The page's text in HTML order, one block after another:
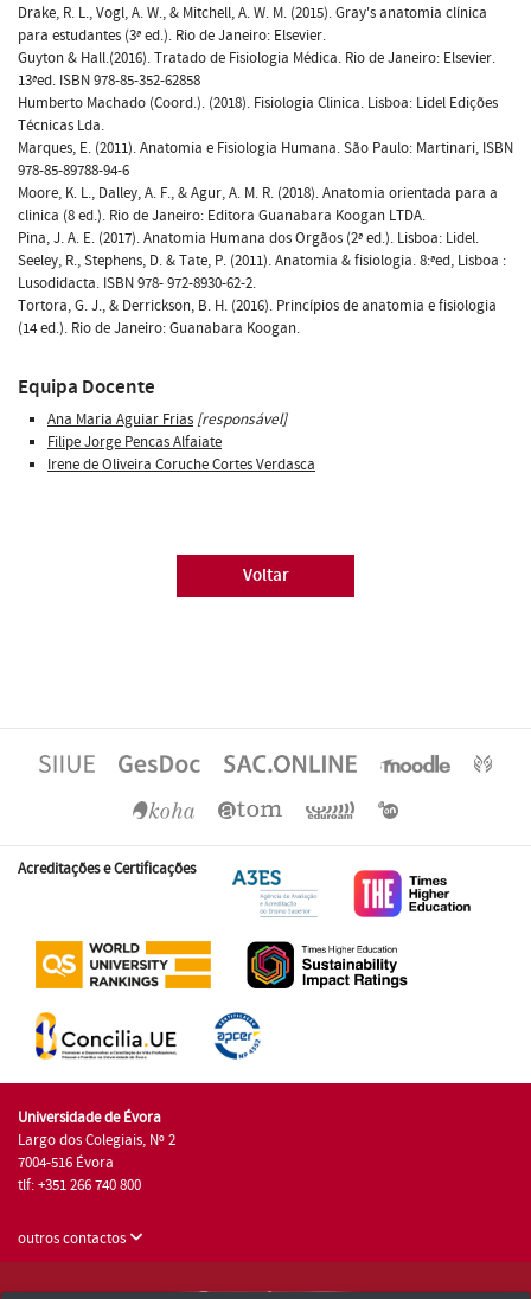
Drake, R. L., Vogl, A. W., & Mitchell, A. W. M. (2015). Gray's anatomia clínica
para estudantes (3ª ed.). Rio de Janeiro: Elsevier.
Guyton & Hall.(2016). Tratado de Fisiologia Médica. Rio de Janeiro: Elsevier.
13ªed. ISBN 978-85-352-62858
Humberto Machado (Coord.). (2018). Fisiologia Clinica. Lisboa: Lidel Edições
Técnicas Lda.
Marques, E. (2011). Anatomia e Fisiologia Humana. São Paulo: Martinari, ISBN
978-85-89788-94-6
Moore, K. L., Dalley, A. F., & Agur, A. M. R. (2018). Anatomia orientada para a
clinica (8 ed.). Rio de Janeiro: Editora Guanabara Koogan LTDA.
Pina, J. A. E. (2017). Anatomia Humana dos Orgãos (2ª ed.). Lisboa: Lidel.
Seeley, R., Stephens, D. & Tate, P. (2011). Anatomia & fisiologia. 8:ªed, Lisboa :
Lusodidacta. ISBN 978- 972-8930-62-2.
Tortora, G. J., & Derrickson, B. H. (2016). Princípios de anatomia e fisiologia
(14 ed.). Rio de Janeiro: Guanabara Koogan.
Equipa Docente
Ana Maria Aguiar Frias [responsável]
Filipe Jorge Pencas Alfaiate
Irene de Oliveira Coruche Cortes Verdasca
Voltar
Acreditações e Certificações
Universidade de Évora
Largo dos Colegiais, Nº 2
7004-516 Évora
tlf: +351 266 740 800
outros contactos